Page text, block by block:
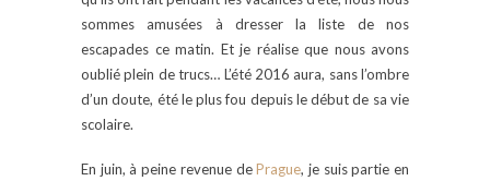
sommes amusées à dresser la liste de nos
escapades ce matin. Et je réalise que nous avons
oublié plein de trucs… L’été 2016 aura, sans l’ombre
d’un doute, été le plus fou depuis le début de sa vie
scolaire.
En juin, à peine revenue dePrague, je suis partie en